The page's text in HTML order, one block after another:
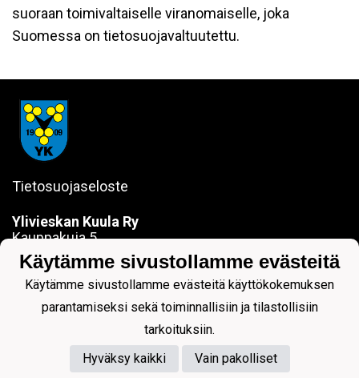
suoraan toimivaltaiselle viranomaiselle, joka
Suomessa on tietosuojavaltuutettu.
Tietosuojaseloste
Ylivieskan Kuula Ry
Kauppakuja 5
84100 YLIVIESKA
sanna.jokela@ylivieskankuula.fi
0442354684
Y-tunnus: 0190563-7
Käytämme sivustollamme evästeitä
Käytämme sivustollamme evästeitä käyttökokemuksen
parantamiseksi sekä toiminnallisiin ja tilastollisiin
tarkoituksiin.
Hyväksy kaikki
Vain pakolliset